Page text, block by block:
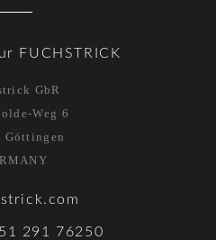
FUCHSTRICK
GbR
Weg 6
Göttingen
291 76250